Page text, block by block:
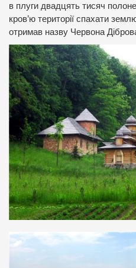
в плуги двадцять тисяч
кров’ю території спахати
отримав назву Червона